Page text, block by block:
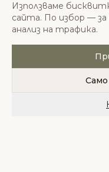
Нед: 11:00 – 18:00
© 2026 Одоната
запазени.
Политика за
Използваме
сайта. По избор — за
анализ на трафика.